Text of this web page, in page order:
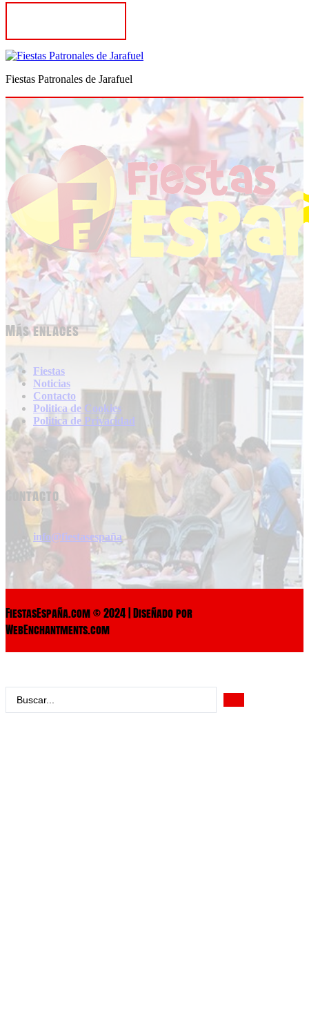
Fiestas Patronales de Jarafuel
Más enlaces
Fiestas
Noticias
Contacto
Politica de Cookies
Politica de Privacidad
Contacto
info@fiestasespaña
FiestasEspaña.com © 2024 | Diseñado por
WebEnchantments.com